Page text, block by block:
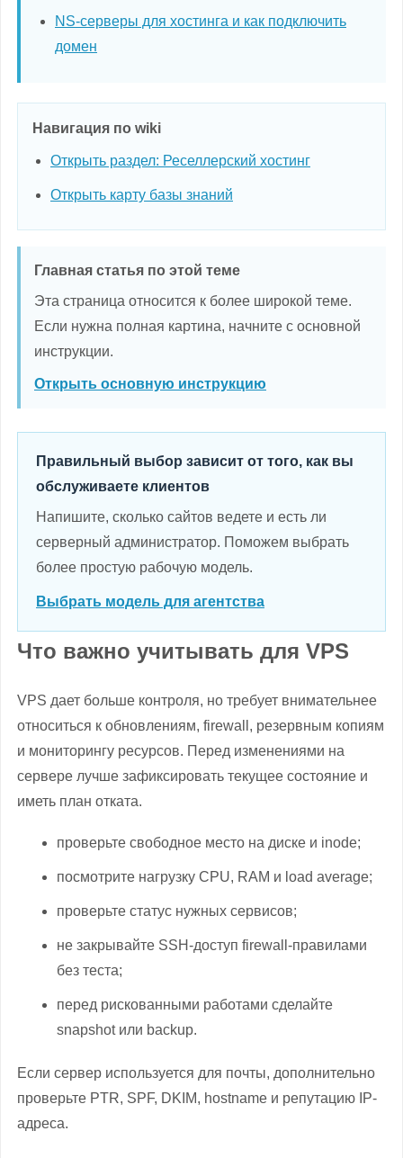
NS-серверы для хостинга и как подключить
домен
Навигация по wiki
Открыть раздел: Реселлерский хостинг
Открыть карту базы знаний
Главная статья по этой теме
Эта страница относится к более широкой теме.
Если нужна полная картина, начните с основной
инструкции.
Открыть основную инструкцию
Правильный выбор зависит от того, как вы
обслуживаете клиентов
Напишите, сколько сайтов ведете и есть ли
серверный администратор. Поможем выбрать
более простую рабочую модель.
Выбрать модель для агентства
Что важно учитывать для VPS
VPS дает больше контроля, но требует внимательнее
относиться к обновлениям, firewall, резервным копиям
и мониторингу ресурсов. Перед изменениями на
сервере лучше зафиксировать текущее состояние и
иметь план отката.
проверьте свободное место на диске и inode;
посмотрите нагрузку CPU, RAM и load average;
проверьте статус нужных сервисов;
не закрывайте SSH-доступ firewall-правилами
без теста;
перед рискованными работами сделайте
snapshot или backup.
Если сервер используется для почты, дополнительно
проверьте PTR, SPF, DKIM, hostname и репутацию IP-
адреса.